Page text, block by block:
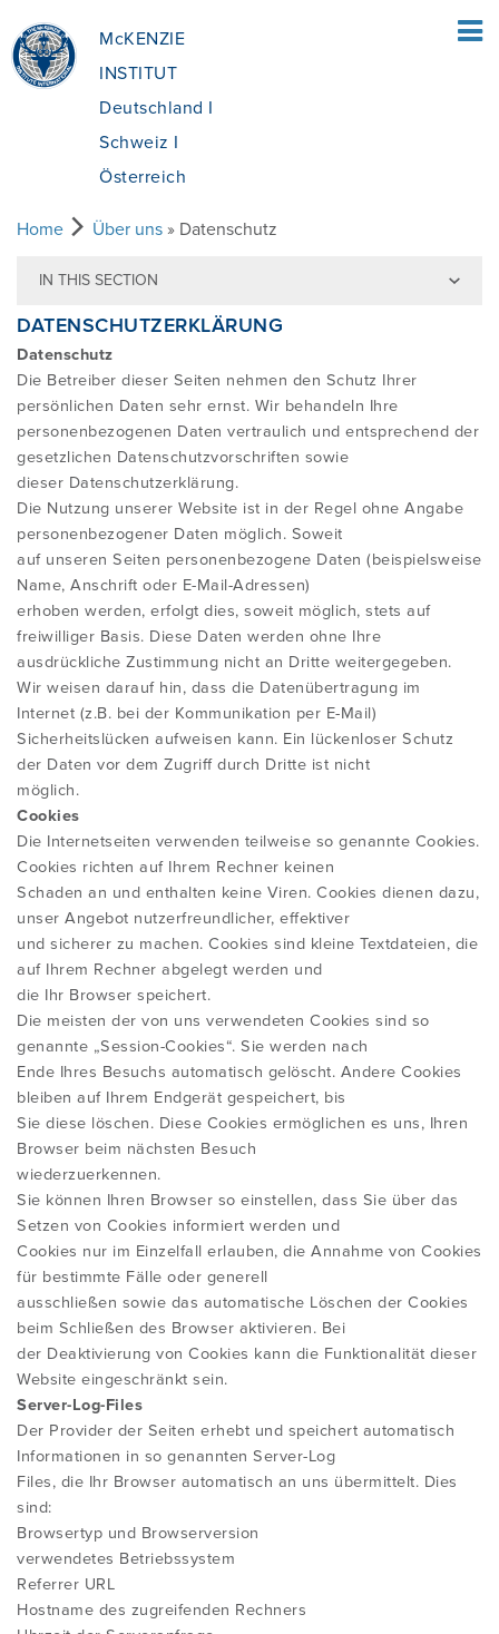
McKENZIE
INSTITUT
Deutschland I
Schweiz I
Österreich
FÜR PATIENTEN
ÜBERSICHT
WAS IST DIE MCKENZIE METHODE®?
WORUM GEHT ES?
IST DIE METHODE FÜR MICH
GEEIGNET?
SELBSTBEHANDLUNG
THERAPEUTENSUCHE
ERFAHRUNGSBERICHTE
INFORMATIONEN ALS DOWNLOAD
CERTIFIED MCKENZIE CLINIC ©
FÜR FACHLEUTE
ÜBERSICHT
DIE MCKENZIE METHODE
FORSCHUNG UND QUELLEN
DIE VORTEILE VON MDT
MITGLIEDSCHAFT
MCKENZIE FACHLEUTE BERICHTEN
BEFUNDFORMULARE
INFORMATIONEN FÜR ÄRZTE
INFOS ALS DOWNLOAD FÜR ÄRZTE
ARBEITSMARKT
ARBEITSGRUPPEN
MDT ATHLETES WORLDWIDE
AUSBILDUNG
ÜBERSICHT
KURSSUCHE
KURSÜBERSICHT
WEBINARE FÜR PHYSIO -
LEHREINRICHTUNGEN
CREDENTIALLING EXAMEN
QUALITÄTSSICHERUNGSPROGRAMM
INTERNATIONAL DIPLOMA IN MDT
VERANSTALTUNGEN / KONFERENZEN
HÄUFIGE FRAGEN
ONLINE KOMPONENTEN A, B, C UND D
ÜBER UNS
ÜBER DAS MCKENZIE INSTITUT
DEUTSCHLAND I SCHWEIZ I
ÖSTERREICH
IMPRESSUM
DATENSCHUTZ
ÜBER DAS MCKENZIE INSTITUTE
INTERNATIONAL
ÜBER ROBIN MCKENZIE
DIE GESCHICHTE DER MCKENZIE
METHODE
PRODUKTE
AKTUELLES
MCKENZIE MINI-SHOP
MITGLIEDERBEREICH
KONTAKT
Login
Datenschutz
Home Über uns » Datenschutz
IN THIS SECTION
DATENSCHUTZERKLÄRUNG
Datenschutz
Die Betreiber dieser Seiten nehmen den Schutz Ihrer
persönlichen Daten sehr ernst. Wir behandeln Ihre
personenbezogenen Daten vertraulich und entsprechend der
gesetzlichen Datenschutzvorschriften sowie
dieser Datenschutzerklärung.
Die Nutzung unserer Website ist in der Regel ohne Angabe
personenbezogener Daten möglich. Soweit
auf unseren Seiten personenbezogene Daten (beispielsweise
Name, Anschrift oder E-Mail-Adressen)
erhoben werden, erfolgt dies, soweit möglich, stets auf
freiwilliger Basis. Diese Daten werden ohne Ihre
ausdrückliche Zustimmung nicht an Dritte weitergegeben.
Wir weisen darauf hin, dass die Datenübertragung im
Internet (z.B. bei der Kommunikation per E-Mail)
Sicherheitslücken aufweisen kann. Ein lückenloser Schutz
der Daten vor dem Zugriff durch Dritte ist nicht
möglich.
Cookies
Die Internetseiten verwenden teilweise so genannte Cookies.
Cookies richten auf Ihrem Rechner keinen
Schaden an und enthalten keine Viren. Cookies dienen dazu,
unser Angebot nutzerfreundlicher, effektiver
und sicherer zu machen. Cookies sind kleine Textdateien, die
auf Ihrem Rechner abgelegt werden und
die Ihr Browser speichert.
Die meisten der von uns verwendeten Cookies sind so
genannte „Session-Cookies“. Sie werden nach
Ende Ihres Besuchs automatisch gelöscht. Andere Cookies
bleiben auf Ihrem Endgerät gespeichert, bis
Sie diese löschen. Diese Cookies ermöglichen es uns, Ihren
Browser beim nächsten Besuch
wiederzuerkennen.
Sie können Ihren Browser so einstellen, dass Sie über das
Setzen von Cookies informiert werden und
Cookies nur im Einzelfall erlauben, die Annahme von Cookies
für bestimmte Fälle oder generell
ausschließen sowie das automatische Löschen der Cookies
beim Schließen des Browser aktivieren. Bei
der Deaktivierung von Cookies kann die Funktionalität dieser
Website eingeschränkt sein.
Server-Log-Files
Der Provider der Seiten erhebt und speichert automatisch
Informationen in so genannten Server-Log
Files, die Ihr Browser automatisch an uns übermittelt. Dies
sind:
Browsertyp und Browserversion
verwendetes Betriebssystem
Referrer URL
Hostname des zugreifenden Rechners